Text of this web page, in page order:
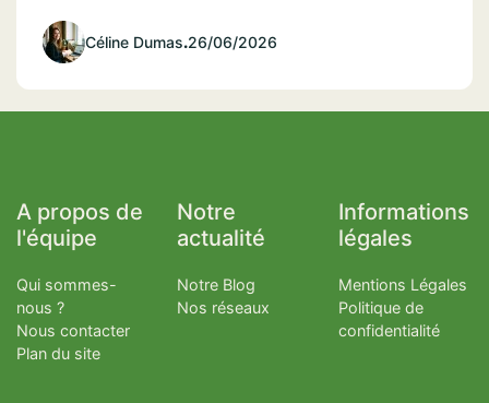
Céline Dumas.26/06/2026
A propos de
l'équipe
Qui sommes-
nous ?
Nous contacter
Plan du site
Notre
actualité
Notre Blog
Nos réseaux
Informations
légales
Mentions Légales
Politique de
confidentialité